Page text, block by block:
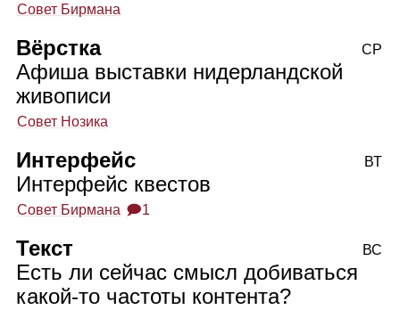
Совет Бирмана
Вёрстка
Афиша выставки нидерландской
живописи
Совет Нозика
СР
Интерфейс
Интерфейс квестов
Совет Бирмана 🗩1
ВТ
Текст
Есть ли сейчас смысл добиваться
какой‑то частоты контента?
ВС